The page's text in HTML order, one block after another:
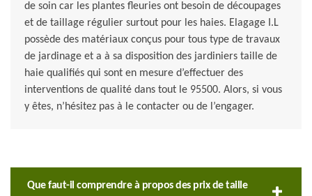
de soin car les plantes fleuries ont besoin de découpages
et de taillage régulier surtout pour les haies. Elagage I.L
possède des matériaux conçus pour tous type de travaux
de jardinage et a à sa disposition des jardiniers taille de
haie qualifiés qui sont en mesure d’effectuer des
interventions de qualité dans tout le 95500. Alors, si vous
y êtes, n’hésitez pas à le contacter ou de l’engager.
Que faut-il comprendre à propos des prix de taille